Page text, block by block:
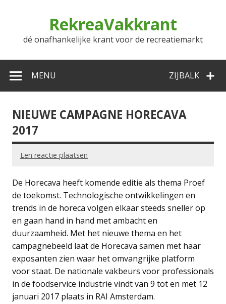
RekreaVakkrant
dé onafhankelijke krant voor de recreatiemarkt
ZIJBALK
MENU
NIEUWE CAMPAGNE HORECAVA
2017
Een reactie plaatsen
De Horecava heeft komende editie als thema Proef
de toekomst. Technologische ontwikkelingen en
trends in de horeca volgen elkaar steeds sneller op
en gaan hand in hand met ambacht en
duurzaamheid. Met het nieuwe thema en het
campagnebeeld laat de Horecava samen met haar
exposanten zien waar het omvangrijke platform
voor staat. De nationale vakbeurs voor professionals
in de foodservice industrie vindt van 9 tot en met 12
januari 2017 plaats in RAI Amsterdam.